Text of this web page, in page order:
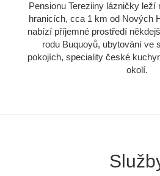
Pensionu Tereziiny lázničky
hranicích, cca 1 km od Nových
nabízí příjemné prostředí
rodu Buquoyů, ubytování ve
pokojích, speciality české
okolí.